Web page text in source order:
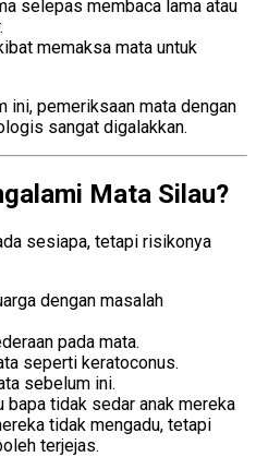
selepas membaca lama atau
memaksa mata untuk
ini, pemeriksaan mata dengan
sangat digalakkan.
Mata Silau?
sesiapa, tetapi risikonya
dengan masalah
pada mata.
seperti keratoconus.
sebelum ini.
bapa tidak sedar anak mereka
tidak mengadu, tetapi
terjejas.